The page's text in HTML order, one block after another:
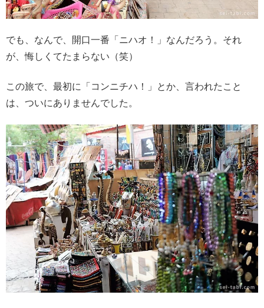
でも、なんで、開口一番「ニハオ！」なんだろう。それ
が、悔しくてたまらない（笑）
この旅で、最初に「コンニチハ！」とか、言われたこと
は、ついにありませんでした。